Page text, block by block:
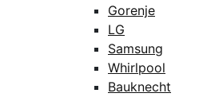
Gorenje
LG
Samsung
Whirlpool
Bauknecht